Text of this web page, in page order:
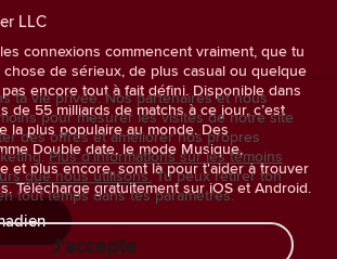
LLC
connexions commencent vraiment, que tu
de sérieux, de plus casual ou quelque
encore tout à fait défini. Disponible dans
de 55 milliards de matchs à ce jour, c’est
la plus populaire au monde. Des
Double date, le mode Musique,
et plus encore, sont là pour t'aider à trouver
Télécharge gratuitement sur iOS et Android.
ta vie privée. Nos partenaires et nous
pour mesurer les visites de notre site
des offres et améliorer nos propres
Plus d'informations sur les témoins
que nous utilisons. Tu peux retirer ton
tout temps dans tes paramètres.
J'accepte